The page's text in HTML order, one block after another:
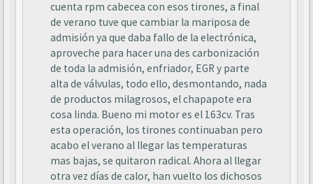
cuenta rpm cabecea con esos tirones, a final
de verano tuve que cambiar la mariposa de
admisión ya que daba fallo de la electrónica,
aproveche para hacer una des carbonización
de toda la admisión, enfriador, EGR y parte
alta de válvulas, todo ello, desmontando, nada
de productos milagrosos, el chapapote era
cosa linda. Bueno mi motor es el 163cv. Tras
esta operación, los tirones continuaban pero
acabo el verano al llegar las temperaturas
mas bajas, se quitaron radical. Ahora al llegar
otra vez días de calor, han vuelto los dichosos